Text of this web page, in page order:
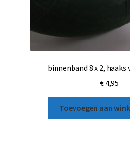
binnenband 8 x 2, haaks
€4,95
Toevoegen aan